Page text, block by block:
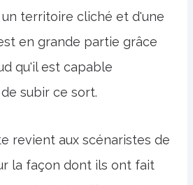
territoire cliché et d'une
en grande partie grâce
qu'il est capable
subir ce sort.
revient aux scénaristes de
la façon dont ils ont fait